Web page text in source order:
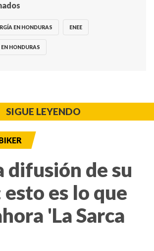
EN HONDURAS ENEE
HONDURAS
SIGUE LEYENDO
difusión de su
es lo que
'La Sarca